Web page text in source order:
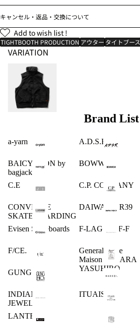
キャンセル・返品・交換について
Add to wish list !
TIGHTBOOTH PRODUCTION アウター タイトブース
VARIATION
Brand List
a-yarn A.D.S.R.
BAICYCLON by
bagjack
BOWWOW
C.E C.P. COMPANY
CONVERSE
SKATEBOARDING
DAIWA PIER39
Evisen Skateboards F-LAGSTUF-F
F/CE.
General Scale
Maison MIHARA
YASUHIRO
GUNG HO
INDIAN
JEWELRY
ITUAIS
LANTERN